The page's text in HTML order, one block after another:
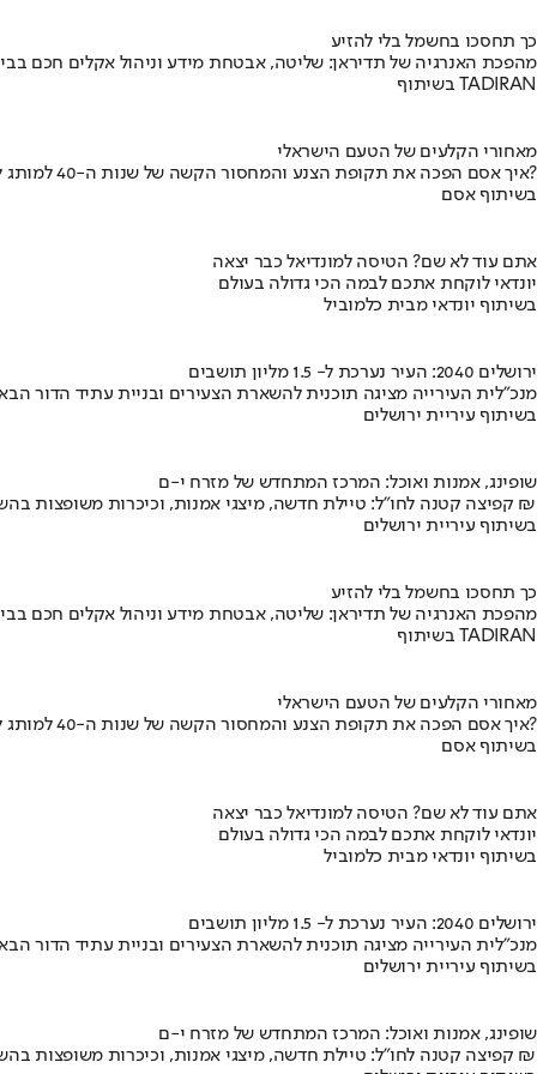
כך תחסכו בחשמל בלי להזיע
מהפכת האנרגיה של תדיראן: שליטה, אבטחת מידע וניהול אקלים חכם
בשיתוף TADIRAN
מאחורי הקלעים של הטעם הישראלי
איך אסם הפכה את תקופת הצנע והמחסור הקשה של שנות ה-40 למותג לאומי?
בשיתוף אסם
אתם עוד לא שם? הטיסה למונדיאל כבר יצאה
יונדאי לוקחת אתכם לבמה הכי גדולה בעולם
בשיתוף יונדאי מבית כלמוביל
ירושלים 2040: העיר נערכת ל- 1.5 מליון תושבים
מנכ"לית העירייה מציגה תוכנית להשארת הצעירים ובניית עתיד הדור
בשיתוף עיריית ירושלים
שופינג, אמנות ואוכל: המרכז המתחדש של מזרח י-ם
קפיצה קטנה לחו"ל: טיילת חדשה, מיצגי אמנות, וכיכרות משופצות בהשקעה של 100 מיליון ₪
בשיתוף עיריית ירושלים
כך תחסכו בחשמל בלי להזיע
מהפכת האנרגיה של תדיראן: שליטה, אבטחת מידע וניהול אקלים חכם
בשיתוף TADIRAN
מאחורי הקלעים של הטעם הישראלי
איך אסם הפכה את תקופת הצנע והמחסור הקשה של שנות ה-40 למותג לאומי?
בשיתוף אסם
אתם עוד לא שם? הטיסה למונדיאל כבר יצאה
יונדאי לוקחת אתכם לבמה הכי גדולה בעולם
בשיתוף יונדאי מבית כלמוביל
ירושלים 2040: העיר נערכת ל- 1.5 מליון תושבים
מנכ"לית העירייה מציגה תוכנית להשארת הצעירים ובניית עתיד הדור
בשיתוף עיריית ירושלים
שופינג, אמנות ואוכל: המרכז המתחדש של מזרח י-ם
קפיצה קטנה לחו"ל: טיילת חדשה, מיצגי אמנות, וכיכרות משופצות בהשקעה של 100 מיליון ₪